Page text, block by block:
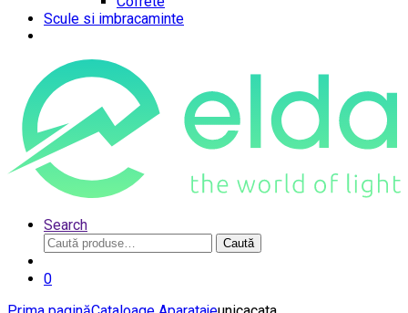
Scule si imbracaminte
Search
Caută
după:
Caută
0